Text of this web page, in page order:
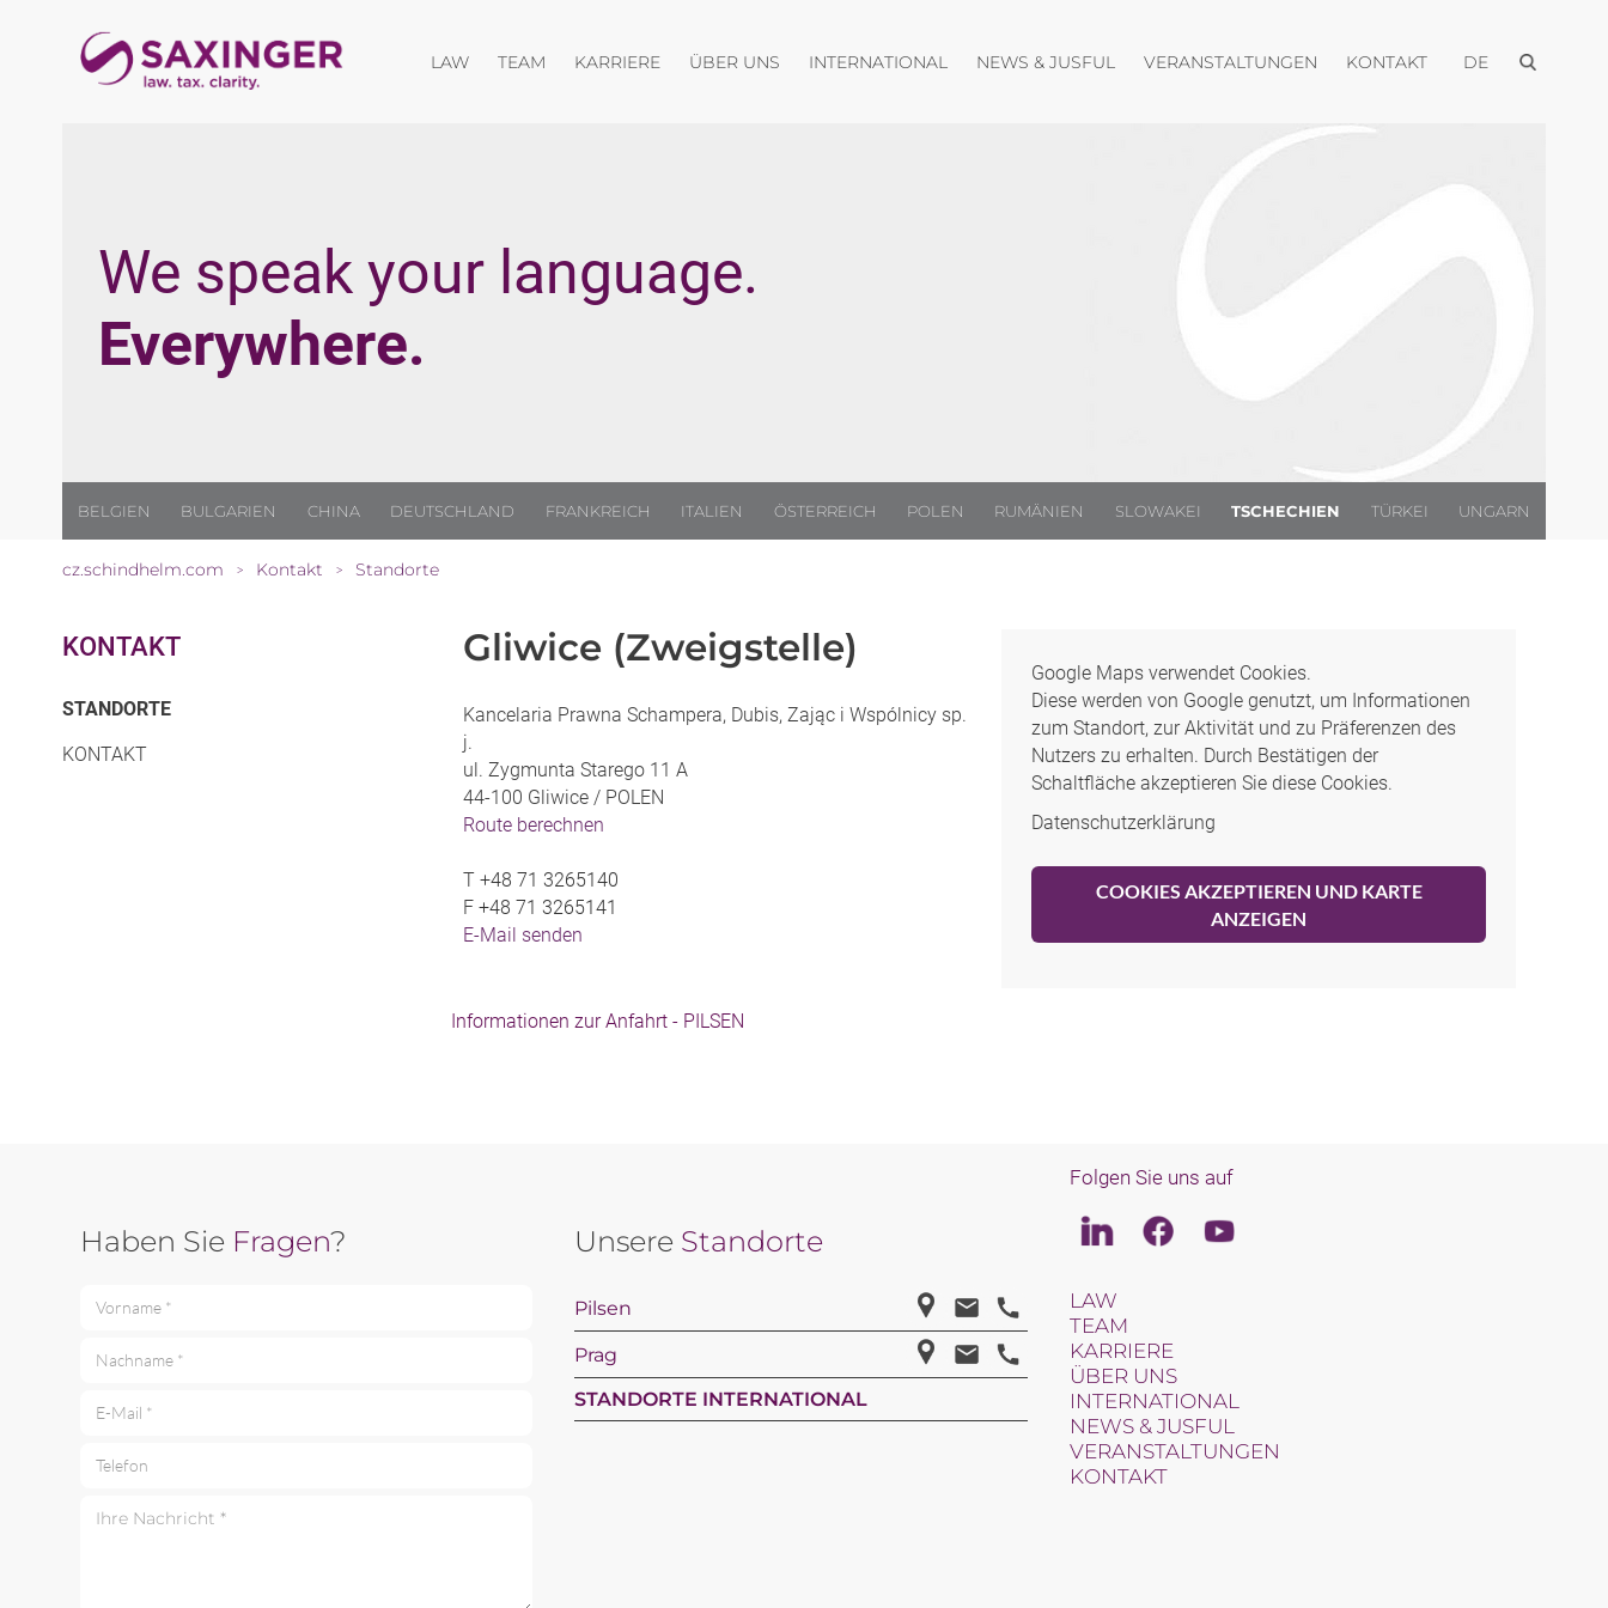
LAWMenü öffnen
TEAM KARRIEREMenü öffnen
ÜBER UNS Menü öffnen
INTERNATIONAL Menü öffnen
NEWS & JUSFUL Menü öffnen
VERANSTALTUNGEN Menü öffnen
KONTAKTMenü öffnen
DE Menü öffnen
We speak your language.
Everywhere.
BELGIEN BULGARIEN CHINA DEUTSCHLAND FRANKREICH ITALIEN ÖSTERREICH POLEN RUMÄNIEN SLOWAKEI TSCHECHIEN TÜRKEI UNGARN
cz.schindhelm.com > Kontakt > Standorte
KONTAKT
STANDORTE(CURRENT)
KONTAKT
Gliwice (Zweigstelle)
Kancelaria Prawna Schampera, Dubis, Zając i Wspólnicy sp.
j.
ul. Zygmunta Starego 11 A
44-100 Gliwice / POLEN
Route berechnen
T +48 71 3265140
F +48 71 3265141
E-Mail senden
Google Maps verwendet Cookies.
Diese werden von Google genutzt, um Informationen
zum Standort, zur Aktivität und zu Präferenzen des
Nutzers zu erhalten. Durch Bestätigen der
Schaltfläche akzeptieren Sie diese Cookies.
Datenschutzerklärung
COOKIES AKZEPTIEREN UND KARTE
ANZEIGEN
Informationen zur Anfahrt - PILSEN
Haben Sie Fragen?
Vorname *
Nachname *
E-Mail *
Telefon
Unsere Standorte
Pilsen
Prag
STANDORTE INTERNATIONAL
Folgen Sie uns auf
LinkedinFacebookYoutube
LAW
TEAM
KARRIERE
ÜBER UNS
INTERNATIONAL
NEWS & JUSFUL
VERANSTALTUNGEN
KONTAKT